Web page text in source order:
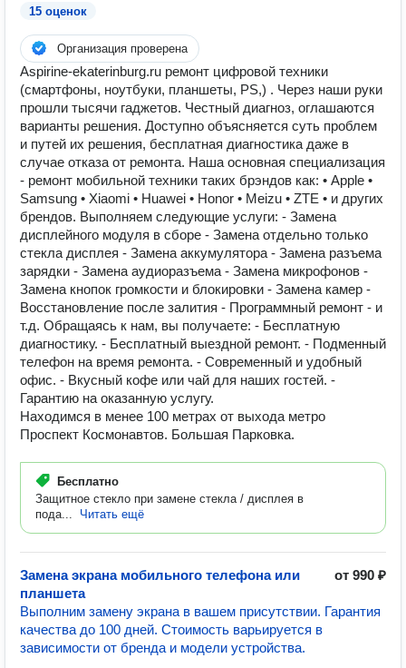
15 оценок
Организация проверена
Aspirine-ekaterinburg.ru ремонт цифровой техники
(смартфоны, ноутбуки, планшеты, PS,) . Через наши руки
прошли тысячи гаджетов. Честный диагноз, оглашаются
варианты решения. Доступно объясняется суть проблем
и путей их решения, бесплатная диагностика даже в
случае отказа от ремонта. Наша основная специализация
- ремонт мобильной техники таких брэндов как: • Apple •
Samsung • Xiaomi • Huawei • Honor • Meizu • ZTE • и других
брендов. Выполняем следующие услуги: - Замена
дисплейного модуля в сборе - Замена отдельно только
стекла дисплея - Замена аккумулятора - Замена разъема
зарядки - Замена аудиоразъема - Замена микрофонов -
Замена кнопок громкости и блокировки - Замена камер -
Восстановление после залития - Программный ремонт - и
т.д. Обращаясь к нам, вы получаете: - Бесплатную
диагностику. - Бесплатный выездной ремонт. - Подменный
телефон на время ремонта. - Современный и удобный
офис. - Вкусный кофе или чай для наших гостей. -
Гарантию на оказанную услугу.
Находимся в менее 100 метрах от выхода метро
Проспект Космонавтов. Большая Парковка.
Бесплатно
Защитное стекло при замене стекла / дисплея в
пода...
Читать ещё
Замена экрана мобильного телефона или
планшета
от 990 ₽
Выполним замену экрана в вашем присутствии. Гарантия
качества до 100 дней. Стоимость варьируется в
зависимости от бренда и модели устройства.